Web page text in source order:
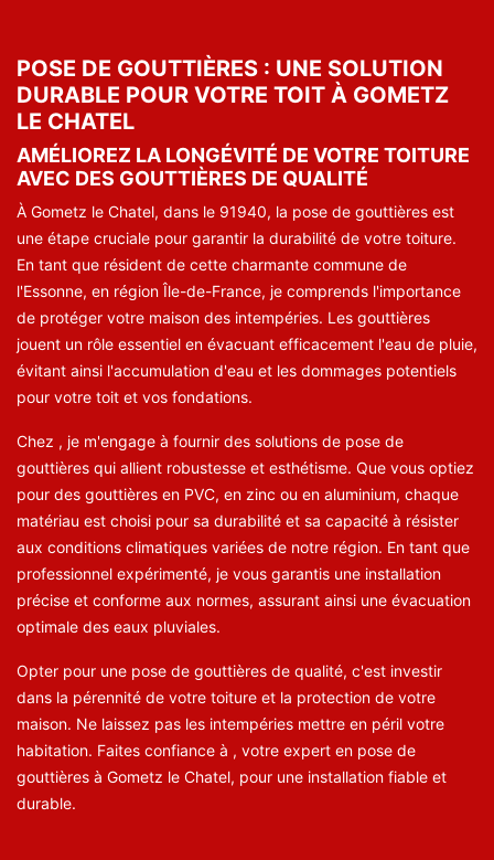
POSE DE GOUTTIÈRES : UNE SOLUTION
DURABLE POUR VOTRE TOIT À GOMETZ
LE CHATEL
AMÉLIOREZ LA LONGÉVITÉ DE VOTRE TOITURE
AVEC DES GOUTTIÈRES DE QUALITÉ
À Gometz le Chatel, dans le 91940, la pose de gouttières est
une étape cruciale pour garantir la durabilité de votre toiture.
En tant que résident de cette charmante commune de
l'Essonne, en région Île-de-France, je comprends l'importance
de protéger votre maison des intempéries. Les gouttières
jouent un rôle essentiel en évacuant efficacement l'eau de pluie,
évitant ainsi l'accumulation d'eau et les dommages potentiels
pour votre toit et vos fondations.
Chez , je m'engage à fournir des solutions de pose de
gouttières qui allient robustesse et esthétisme. Que vous optiez
pour des gouttières en PVC, en zinc ou en aluminium, chaque
matériau est choisi pour sa durabilité et sa capacité à résister
aux conditions climatiques variées de notre région. En tant que
professionnel expérimenté, je vous garantis une installation
précise et conforme aux normes, assurant ainsi une évacuation
optimale des eaux pluviales.
Opter pour une pose de gouttières de qualité, c'est investir
dans la pérennité de votre toiture et la protection de votre
maison. Ne laissez pas les intempéries mettre en péril votre
habitation. Faites confiance à , votre expert en pose de
gouttières à Gometz le Chatel, pour une installation fiable et
durable.